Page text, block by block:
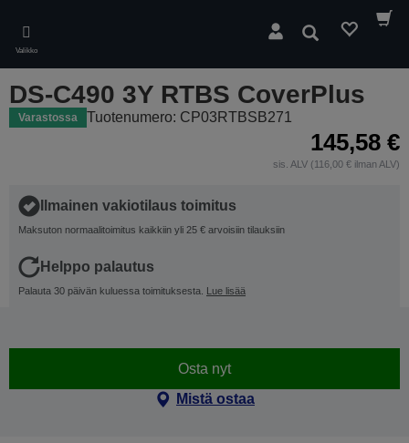
main
content
Valikko
Hae
DS-C490 3Y RTBS CoverPlus
Varastossa Tuotenumero: CP03RTBSB271
145,58 €
sis. ALV (116,00 € ilman ALV)
Ilmainen vakiotilaus toimitus
Maksuton normaalitoimitus kaikkiin yli 25 € arvoisiin tilauksiin
Helppo palautus
Palauta 30 päivän kuluessa toimituksesta. Lue lisää
Osta nyt
Mistä ostaa